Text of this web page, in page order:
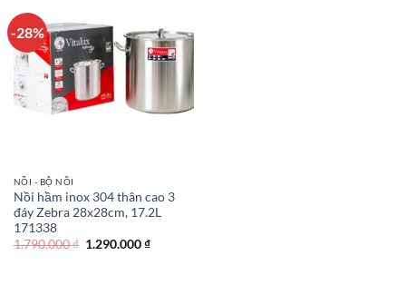
-28%
NỒI - BỘ NỒI
Nồi hầm inox 304 thân cao 3
đáy Zebra 28x28cm, 17.2L
171338
1.790.000₫ Giá
1.290.000₫Giá